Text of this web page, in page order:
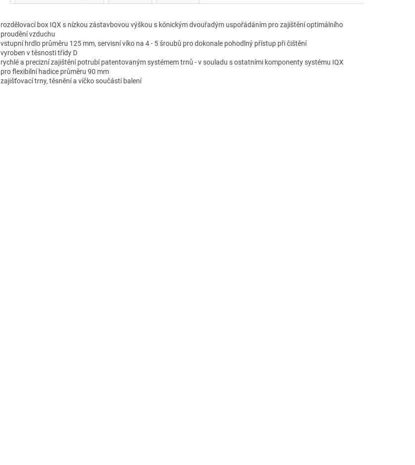
rozdělovací box IQX s nízkou zástavbovou výškou s kónickým dvouřadým uspořádáním pro zajištění optimálního
proudění vzduchu
vstupní hrdlo průměru 125 mm, servisní víko na 4 - 5 šroubů pro dokonale pohodlný přístup při čištění
vyroben v těsnosti třídy D
rychlé a precizní zajištění potrubí patentovaným systémem trnů - v souladu s ostatními komponenty systému IQX
pro flexibilní hadice průměru 90 mm
zajišťovací trny, těsnění a víčko součástí balení